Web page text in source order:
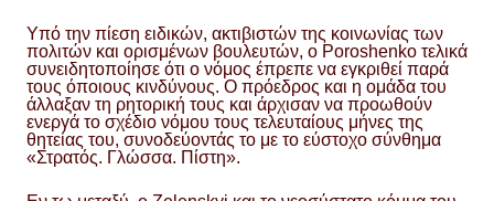
Υπό την πίεση ειδικών, ακτιβιστών της κοινωνίας των
πολιτών και ορισμένων βουλευτών, ο Poroshenko τελικά
συνειδητοποίησε ότι ο νόμος έπρεπε να εγκριθεί παρά
τους όποιους κινδύνους. Ο πρόεδρος και η ομάδα του
άλλαξαν τη ρητορική τους και άρχισαν να προωθούν
ενεργά το σχέδιο νόμου τους τελευταίους μήνες της
θητείας του, συνοδεύοντάς το με το εύστοχο σύνθημα
«Στρατός. Γλώσσα. Πίστη».